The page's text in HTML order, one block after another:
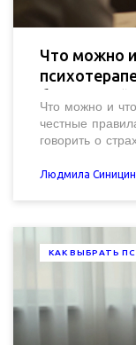
Что можно
безопасной
Что можно и
честные
говорить о
идеальность, а
Людмила
КАК ВЫБРАТЬ